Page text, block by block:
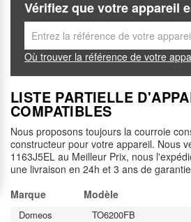
Vérifiez que votre appareil
Où trouver la référence de votre
LISTE PARTIELLE
COMPATIBLES
Nous proposons toujours la courroie
constructeur pour votre appareil. Nous
1163J5EL au Meilleur Prix, nous
une livraison en 24h et 3 ans de
Marque
Modèle
Domeos TO6200FB